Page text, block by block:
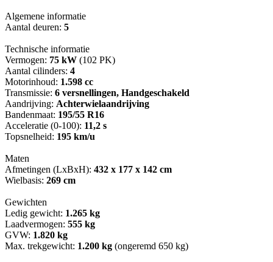
Algemene informatie
Aantal deuren: 5
Technische informatie
Vermogen: 75 kW (102 PK)
Aantal cilinders: 4
Motorinhoud: 1.598 cc
Transmissie: 6 versnellingen, Handgeschakeld
Aandrijving: Achterwielaandrijving
Bandenmaat: 195/55 R16
Acceleratie (0-100): 11,2 s
Topsnelheid: 195 km/u
Maten
Afmetingen (LxBxH): 432 x 177 x 142 cm
Wielbasis: 269 cm
Gewichten
Ledig gewicht: 1.265 kg
Laadvermogen: 555 kg
GVW: 1.820 kg
Max. trekgewicht: 1.200 kg (ongeremd 650 kg)